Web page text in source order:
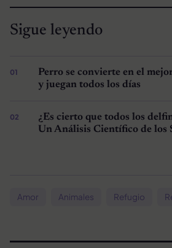
Sigue leyendo
Perro se convierte en el
y juegan todos los días
¿Es cierto que todos los
Un Análisis Científico de los
Amor Animales Refugio